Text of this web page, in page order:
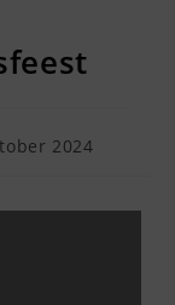
2024